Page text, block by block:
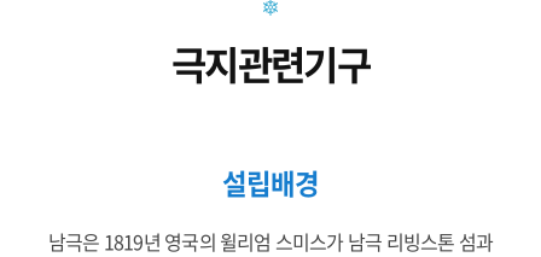
극지관련기구
설립배경
남극은 1819년 영국의 윌리엄 스미스가 남극 리빙스톤 섬과